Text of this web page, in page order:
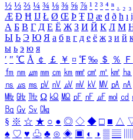
½ ⅓ ⅔ ¼ ¾ ⅛ ⅜ ⅝ ⅞ ¹ ² ³ ⁴ ⁿ ₁ ₂ ₃
Æ Ð Ħ Ĳ Ł Ø Œ Þ Ŧ Ŋ æ đ ð ħ ı
А Б В Г Д Е Ё Ж З И Й К Л М
Ы Ь Э Ю Я а б в г д е ё ж з и й
ы ь э ю я
′ ″ ℃ Å ￠ ￡ ￥ ¤ ℉ ‰ ＄ ％ Ｆ
㎙ ㎚ ㎛ ㎜ ㎝ ㎞ ㎟ ㎠ ㎡ ㎢ ㏊
㎱ ㎲ ㎳ ㎴ ㎵ ㎶ ㎷ ㎸ ㎹ ㎀ ㎁
㎒ ㎓ ㎔ Ω ㏀ ㏁ ㎊ ㎋ ㎌ ㏖ ㏅
㏃ ㏉ ㏜ ㏆
§ ※ ☆ ★ ○ ● ◎ ◇ ◆ □ ■ △
♠ ♡ ♥ ♧ ♣ ⊙ ◈ ▣ ◐ ◑ ▒ ▤